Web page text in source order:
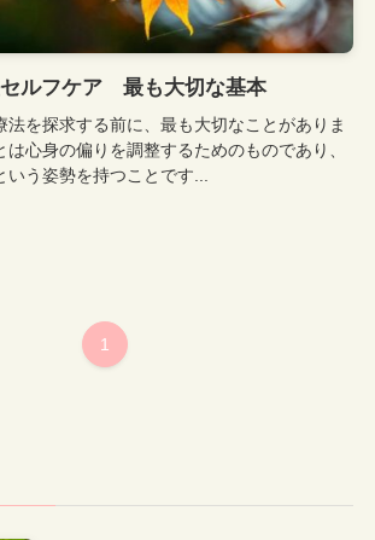
ルフケア 最も大切な基本
法を探求する前に、最も大切なことがありま
心身の偏りを調整するためのものであり、
う姿勢を持つことです...
1